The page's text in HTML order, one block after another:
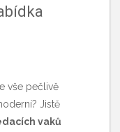
vše pečlivě
Jistě
vaků